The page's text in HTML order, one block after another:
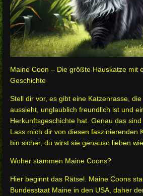
Maine Coon – Die größte Hauskatze mit
Geschichte
Stell dir vor, es gibt eine Katzenrasse,
aussieht, unglaublich freundlich ist und
Herkunftsgeschichte hat. Genau das
Lass mich dir von diesen faszinierenden
bin sicher, du wirst sie genauso lieben wie
Woher stammen Maine Coons?
Hier beginnt das Rätsel. Maine Coons
Bundesstaat Maine in den USA, daher